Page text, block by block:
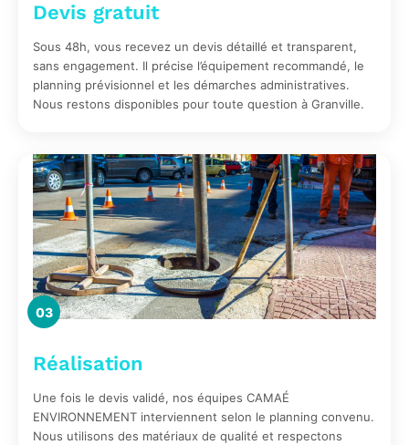
Devis gratuit
Sous 48h, vous recevez un devis détaillé et transparent,
sans engagement. Il précise l’équipement recommandé, le
planning prévisionnel et les démarches administratives.
Nous restons disponibles pour toute question à Granville.
03
Réalisation
Une fois le devis validé, nos équipes CAMAÉ
ENVIRONNEMENT interviennent selon le planning convenu.
Nous utilisons des matériaux de qualité et respectons